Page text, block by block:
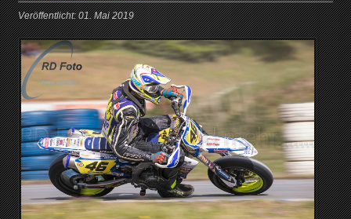
Veröffentlicht: 01. Mai 2019